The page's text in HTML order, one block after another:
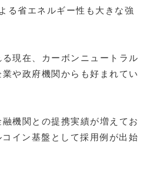
る省エネルギー性も大きな強
現在、カーボンニュートラル
や政府機関からも好まれてい
機関との提携実績が増えてお
イン基盤として採用例が出始